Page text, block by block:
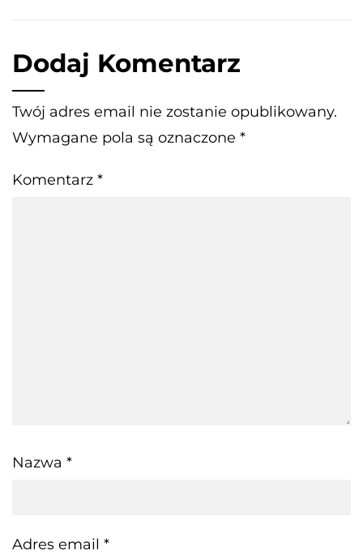
Dodaj Komentarz
Twój adres email nie zostanie opublikowany.
Wymagane pola są oznaczone *
Komentarz *
Nazwa *
Adres email *